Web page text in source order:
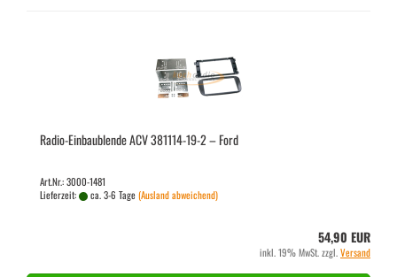
Radio-​​Ein­bau­blen­de ACV 381114-​​19-2 – Ford
Art.Nr.: 3000-1481
Lieferzeit:
ca. 3-6 Tage(Ausland abweichend)
54,90 EUR
inkl. 19% MwSt. zzgl.Versand